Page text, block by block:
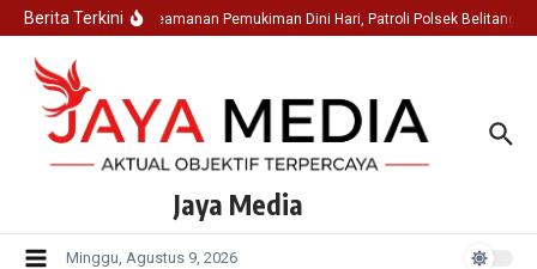
Lewati ke konten
Berita TerkiniJaga Keamanan Pemukiman Dini Hari, Patroli Polsek Belitang II
Jaya Media
Minggu, Agustus 9, 2026